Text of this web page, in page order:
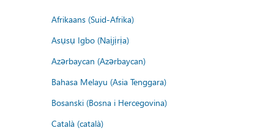
Afrikaans (Suid-Afrika)
Asụsụ Igbo (Naịjịrịa)
Azərbaycan (Azərbaycan)
Bahasa Melayu (Asia Tenggara)
Bosanski (Bosna i Hercegovina)
Català (català)